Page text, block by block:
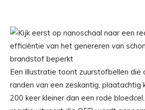
Een illustratie toont zuurstofbellen die
randen van een zeskantig, plaatachtig
200 keer kleiner dan een rode